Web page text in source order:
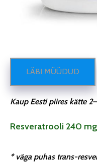
LÄBI MÜÜDUD
Kaup Eesti piires kätte
Resveratrooli 240
* väga puhas trans-